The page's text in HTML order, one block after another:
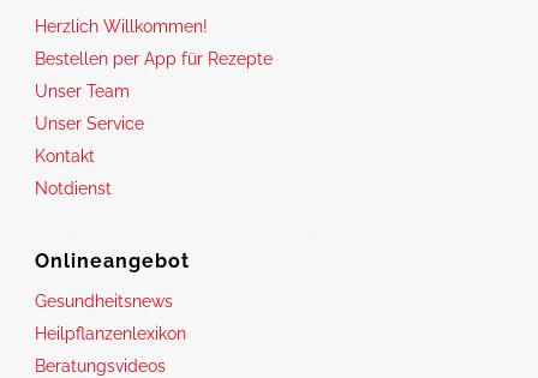
Herzlich Willkommen!
Bestellen per App für Rezepte
Unser Team
Unser Service
Kontakt
Notdienst
Onlineangebot
Gesundheitsnews
Heilpflanzenlexikon
Beratungsvideos